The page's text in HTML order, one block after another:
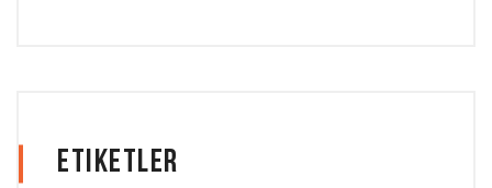
Etiketler